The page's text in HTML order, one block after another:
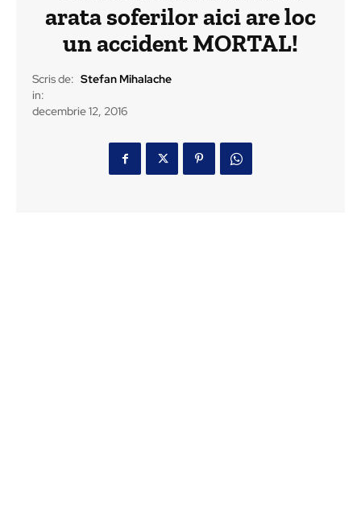
arata soferilor aici are loc
un accident MORTAL!
Scris de: Stefan Mihalache
in:
decembrie 12, 2016